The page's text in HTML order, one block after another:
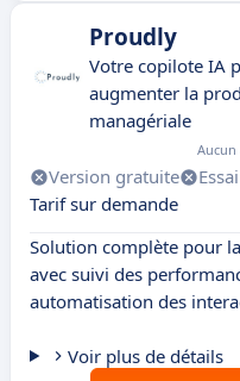
Proudly
Votre copilote IA
augmenter la
managériale
Version gratuite
Tarif sur demande
Solution complète pour
avec suivi des
automatisation des
Voir plus de détails